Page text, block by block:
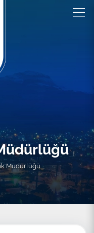
Müdürlüğü